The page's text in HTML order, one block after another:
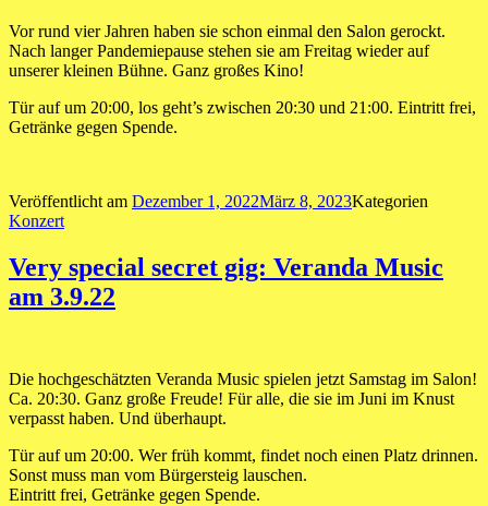
Vor rund vier Jahren haben sie schon einmal den Salon gerockt.
Nach langer Pandemiepause stehen sie am Freitag wieder auf
unserer kleinen Bühne. Ganz großes Kino!
Tür auf um 20:00, los geht’s zwischen 20:30 und 21:00. Eintritt frei,
Getränke gegen Spende.
Veröffentlicht am Dezember 1, 2022März 8, 2023Kategorien
Konzert
Very special secret gig: Veranda Music
am 3.9.22
Die hochgeschätzten Veranda Music spielen jetzt Samstag im Salon!
Ca. 20:30. Ganz große Freude! Für alle, die sie im Juni im Knust
verpasst haben. Und überhaupt.
Tür auf um 20:00. Wer früh kommt, findet noch einen Platz drinnen.
Sonst muss man vom Bürgersteig lauschen.
Eintritt frei, Getränke gegen Spende.